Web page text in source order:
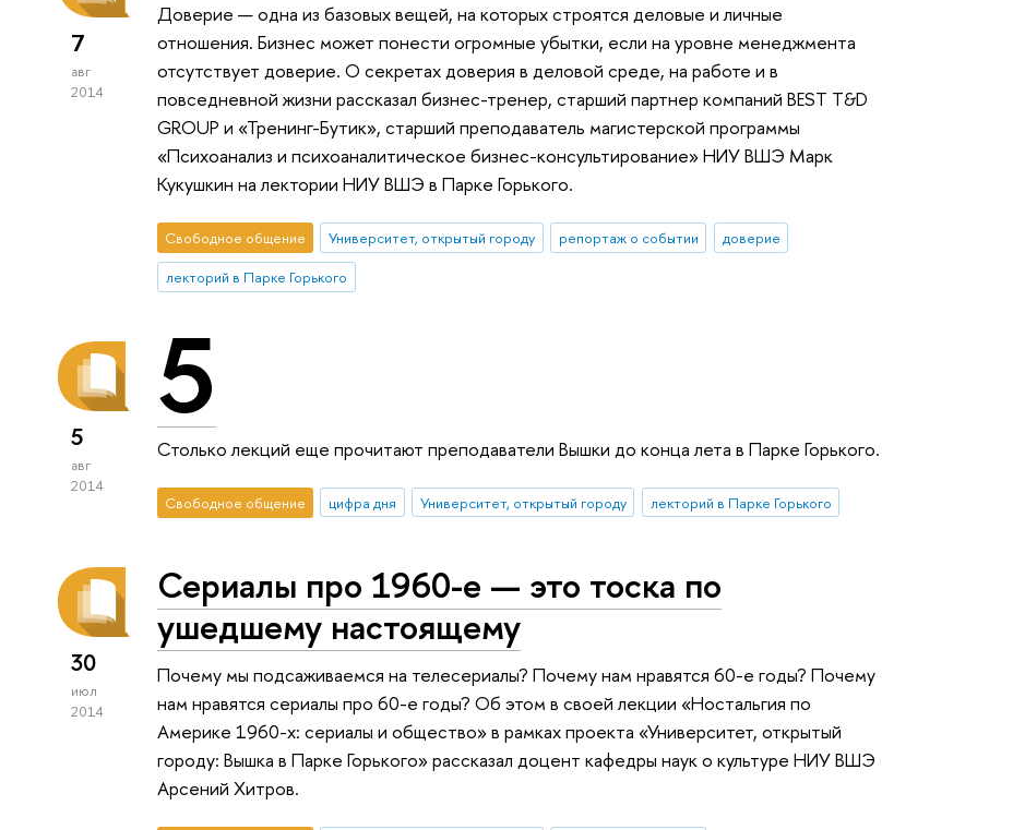
7
авг
2014
Доверие — одна из базовых вещей, на которых строятся деловые и личные
отношения. Бизнес может понести огромные убытки, если на уровне менеджмента
отсутствует доверие. О секретах доверия в деловой среде, на работе и в
повседневной жизни рассказал бизнес-тренер, старший партнер компаний BEST T&D
GROUP и «Тренинг-Бутик», старший преподаватель магистерской программы
«Психоанализ и психоаналитическое бизнес-консультирование» НИУ ВШЭ Марк
Кукушкин на лектории НИУ ВШЭ в Парке Горького.
Свободное общение Университет, открытый городу репортаж о событии
доверие
лекторий в Парке Горького
5
авг
2014
5
Столько лекций еще прочитают преподаватели Вышки до конца лета в Парке Горького.
Свободное общение цифра дня Университет, открытый городу лекторий в Парке Горького
30
июл
2014
Сериалы про 1960-е — это тоска по
ушедшему настоящему
Почему мы подсаживаемся на телесериалы? Почему нам нравятся 60-е годы? Почему
нам нравятся сериалы про 60-е годы? Об этом в своей лекции «Ностальгия по
Америке 1960-х: сериалы и общество» в рамках проекта «Университет, открытый
городу: Вышка в Парке Горького» рассказал доцент кафедры наук о культуре НИУ ВШЭ
Арсений Хитров.